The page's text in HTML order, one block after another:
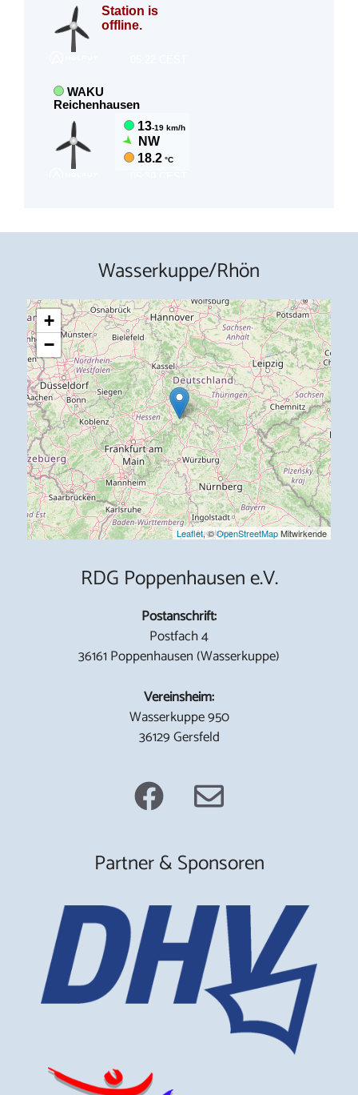
Wasserkuppe/Rhön
+
−
Leaflet, ©OpenStreetMapMitwirkende
RDG Poppenhausen e.V.
Postanschrift:
Postfach 4
36161 Poppenhausen (Wasserkuppe)
Vereinsheim:
Wasserkuppe 950
36129 Gersfeld
Partner & Sponsoren